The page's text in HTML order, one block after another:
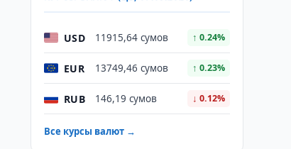
USD 11915,64 сумов ↑ 0.24%
EUR 13749,46 сумов ↑ 0.23%
RUB 146,19 сумов ↓ 0.12%
Все курсы валют →